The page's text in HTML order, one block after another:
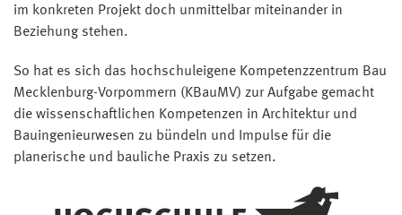
im konkreten Projekt doch unmittelbar miteinander in
Beziehung stehen.
So hat es sich das hochschuleigene Kompetenzzentrum Bau
Mecklenburg-Vorpommern (KBauMV) zur Aufgabe gemacht
die wissenschaftlichen Kompetenzen in Architektur und
Bauingenieurwesen zu bündeln und Impulse für die
planerische und bauliche Praxis zu setzen.